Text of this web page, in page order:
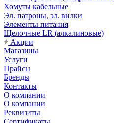
Хомуты кабельные
Эл. патроны, эл. вилки
Элементы питания
Щелочные LR (алкалиновые)
Акции
Магазины
Услуги
Прайсы
Бренды
Контакты
О компании
О компании
Реквизиты
Сертификаты